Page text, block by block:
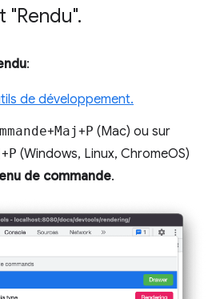
"Rendu".
:
de développement.
+Maj+P (Mac) ou sur
+P (Windows, Linux, ChromeOS)
de commande.